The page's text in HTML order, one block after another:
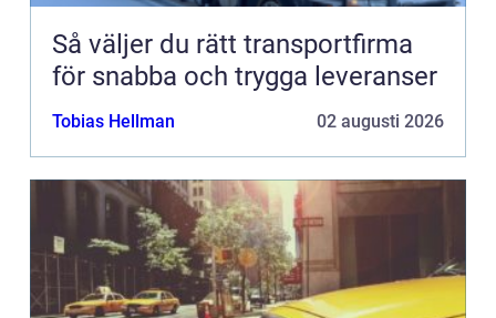
Så väljer du rätt transportfirma
för snabba och trygga leveranser
Tobias Hellman 02 augusti 2026